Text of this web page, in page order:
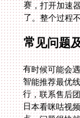
了。整个过程
常见问题
有时候可能会
智能推荐最优
行，联系售后
日本看咪咕视
点，问题很快